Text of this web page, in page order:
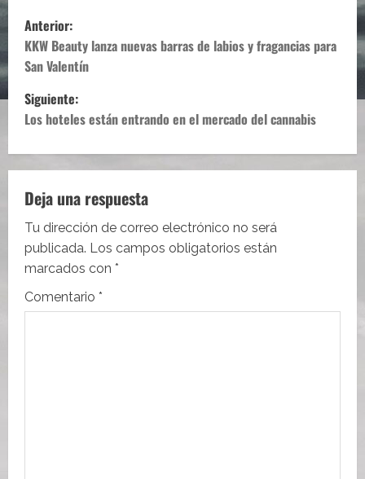
N
a
v
e
g
a
c
i
ó
Anterior:
KKW Beauty lanza nuevas barras de labios y fragancias para
San Valentín
Siguiente:
Los hoteles están entrando en el mercado del cannabis
Deja una respuesta
Tu dirección de correo electrónico no será
publicada. Los campos obligatorios están
marcados con *
Comentario *